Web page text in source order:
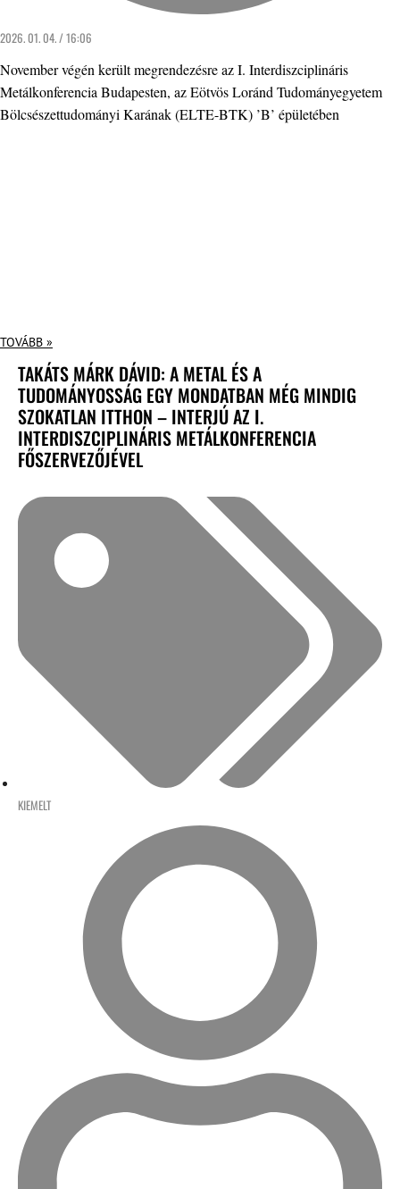
2026. 01. 04. / 16:06
November végén került megrendezésre az I. Interdiszciplináris
Metálkonferencia Budapesten, az Eötvös Loránd Tudományegyetem
Bölcsészettudományi Karának (ELTE-BTK) ’B’ épületében
TOVÁBB »
TAKÁTS MÁRK DÁVID: A METAL ÉS A
TUDOMÁNYOSSÁG EGY MONDATBAN MÉG MINDIG
SZOKATLAN ITTHON – INTERJÚ AZ I.
INTERDISZCIPLINÁRIS METÁLKONFERENCIA
FŐSZERVEZŐJÉVEL
KIEMELT